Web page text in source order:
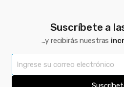
Suscríbete a
...y recibirás nuestras